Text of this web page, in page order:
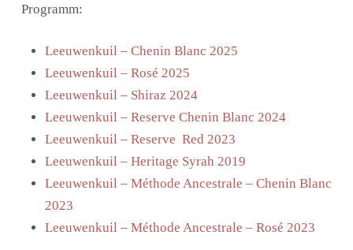
Programm:
Leeuwenkuil – Chenin Blanc 2025
Leeuwenkuil – Rosé 2025
Leeuwenkuil – Shiraz 2024
Leeuwenkuil – Reserve Chenin Blanc 2024
Leeuwenkuil – Reserve Red 2023
Leeuwenkuil – Heritage Syrah 2019
Leeuwenkuil – Méthode Ancestrale – Chenin Blanc
2023
Leeuwenkuil – Méthode Ancestrale – Rosé 2023